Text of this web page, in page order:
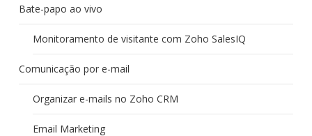
Bate-papo ao vivo
Monitoramento de visitante com Zoho SalesIQ
Comunicação por e-mail
Organizar e-mails no Zoho CRM
Email Marketing